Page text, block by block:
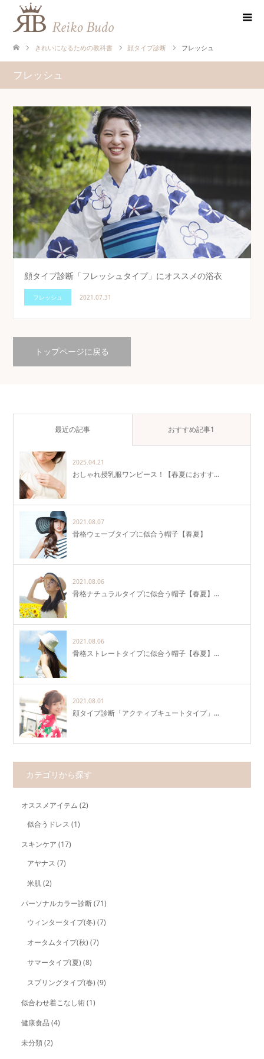
きれいになるための教科書 顔タイプ診断 フレッシュ
フレッシュ
顔タイプ診断「フレッシュタイプ」にオススメの浴衣
フレッシュ 2021.07.31
トップページに戻る
最近の記事 おすすめ記事1
2025.04.21
おしゃれ授乳服ワンピース！【春夏におすす…
2021.08.07
骨格ウェーブタイプに似合う帽子【春夏】
2021.08.06
骨格ナチュラルタイプに似合う帽子【春夏】…
2021.08.06
骨格ストレートタイプに似合う帽子【春夏】…
2021.08.01
顔タイプ診断「アクティブキュートタイプ」…
カテゴリから探す
オススメアイテム (2)
似合うドレス (1)
スキンケア (17)
アヤナス (7)
米肌(2)
パーソナルカラー診断(71)
ウィンタータイプ(冬) (7)
オータムタイプ(秋) (7)
サマータイプ(夏) (8)
スプリングタイプ(春) (9)
似合わせ着こなし術(1)
健康食品 (4)
未分類(2)